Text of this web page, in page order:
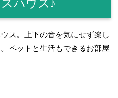
h
at
bl
r
e
ハウス♪
ス。上下の音を気にせず楽し
ペットと生活もできるお部屋